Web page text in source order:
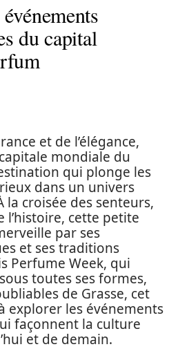
du capital
et de l’élégance,
mondiale du
qui plonge les
dans un univers
la croisée des senteurs,
l’histoire, cette petite
par ses
et ses traditions
Perfume Week, qui
toutes ses formes,
de Grasse, cet
explorer les événements
façonnent la culture
et de demain.